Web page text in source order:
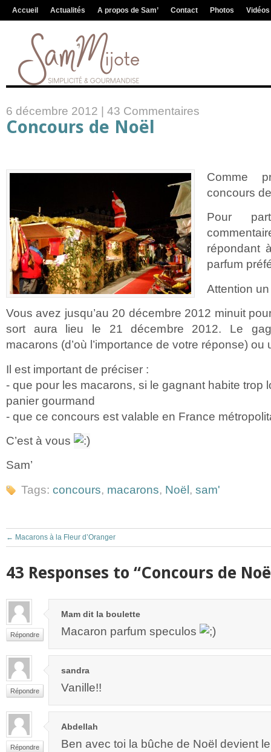
Accueil Actualités A propos de Sam’ Contact Photos Vidéos
6 décembre 2012 | 43 Commentaires
Concours de Noël
Comme
concours
Pour
répondant
parfum
Attention
Vous avez jusqu’au 20 décembre 2012 minuit
sort aura lieu le 21 décembre 2012. Le
macarons (d’où l’importance de votre réponse)
Il est important de préciser :
- que pour les macarons, si le gagnant habite trop
panier gourmand
- que ce concours est valable en France
C’est à vous
Sam’
Tags: concours, macarons, Noël, sam'
← Macarons à la Fleur d’Oranger
43 Responses to “Concours de
Répondre
Mam dit la boulette
Macaron parfum speculos
Répondre
sandra
Vanille!!
Répondre
Abdellah
Ben avec toi la bûche de Noël devient